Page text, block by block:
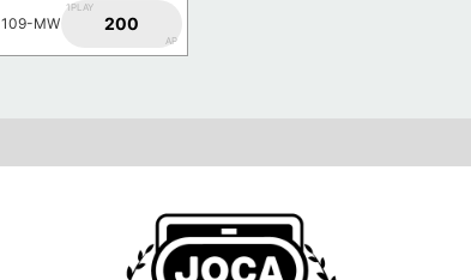
109-MW
1PLAY
200
AP